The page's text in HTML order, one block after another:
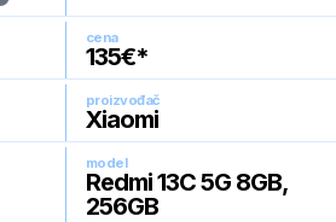
cena
135€*
proizvođač
Xiaomi
model
Redmi 13C 5G 8GB,
256GB